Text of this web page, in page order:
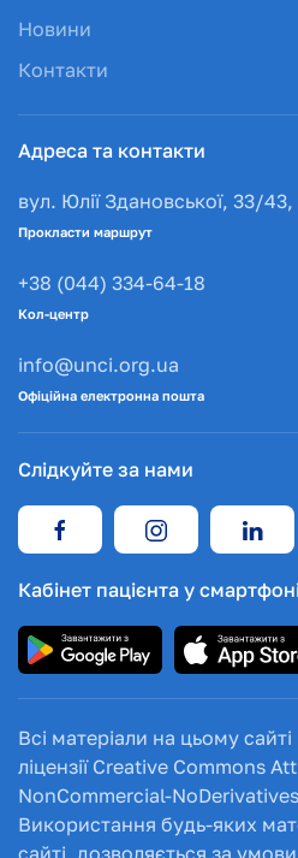
Новини
Контакти
Адреса та контакти
вул. Юлії Здановської, 33/
Прокласти маршрут
+38 (044) 334-64-18
Кол-центр
info@unci.org.ua
Офіційна електронна пошта
Слідкуйте за нами
Кабінет пацієнта у
Всі матеріали на цьому
ліцензії Creative Commons
NonCommercial-
Використання будь-яких